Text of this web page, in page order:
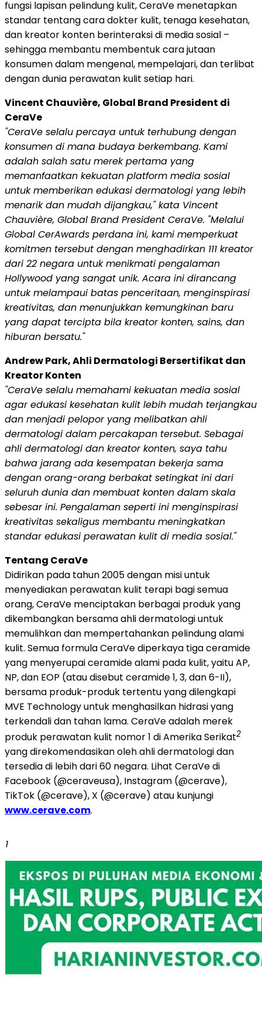
fungsi lapisan pelindung kulit, CeraVe menetapkan
standar tentang cara dokter kulit, tenaga kesehatan,
dan kreator konten berinteraksi di media sosial –
sehingga membantu membentuk cara jutaan
konsumen dalam mengenal, mempelajari, dan terlibat
dengan dunia perawatan kulit setiap hari.
Vincent Chauvière, Global Brand President di
CeraVe
"CeraVe selalu percaya untuk terhubung dengan
konsumen di mana budaya berkembang. Kami
adalah salah satu merek pertama yang
memanfaatkan kekuatan platform media sosial
untuk memberikan edukasi dermatologi yang lebih
menarik dan mudah dijangkau," kata Vincent
Chauvière, Global Brand President CeraVe. "Melalui
Global CerAwards perdana ini, kami memperkuat
komitmen tersebut dengan menghadirkan 111 kreator
dari 22 negara untuk menikmati pengalaman
Hollywood yang sangat unik. Acara ini dirancang
untuk melampaui batas penceritaan, menginspirasi
kreativitas, dan menunjukkan kemungkinan baru
yang dapat tercipta bila kreator konten, sains, dan
hiburan bersatu."
Andrew Park, Ahli Dermatologi Bersertifikat dan
Kreator Konten
"CeraVe selalu memahami kekuatan media sosial
agar edukasi kesehatan kulit lebih mudah terjangkau
dan menjadi pelopor yang melibatkan ahli
dermatologi dalam percakapan tersebut. Sebagai
ahli dermatologi dan kreator konten, saya tahu
bahwa jarang ada kesempatan bekerja sama
dengan orang-orang berbakat setingkat ini dari
seluruh dunia dan membuat konten dalam skala
sebesar ini. Pengalaman seperti ini menginspirasi
kreativitas sekaligus membantu meningkatkan
standar edukasi perawatan kulit di media sosial."
Tentang CeraVe
Didirikan pada tahun 2005 dengan misi untuk
menyediakan perawatan kulit terapi bagi semua
orang, CeraVe menciptakan berbagai produk yang
dikembangkan bersama ahli dermatologi untuk
memulihkan dan mempertahankan pelindung alami
kulit. Semua formula CeraVe diperkaya tiga ceramide
yang menyerupai ceramide alami pada kulit, yaitu AP,
NP, dan EOP (atau disebut ceramide 1, 3, dan 6-II),
bersama produk-produk tertentu yang dilengkapi
MVE Technology untuk menghasilkan hidrasi yang
terkendali dan tahan lama. CeraVe adalah merek
produk perawatan kulit nomor 1 di Amerika Serikat2
yang direkomendasikan oleh ahli dermatologi dan
tersedia di lebih dari 60 negara. Lihat CeraVe di
Facebook (@ceraveusa), Instagram (@cerave),
TikTok (@cerave), X (@cerave) atau kunjungi
www.cerave.com.
1